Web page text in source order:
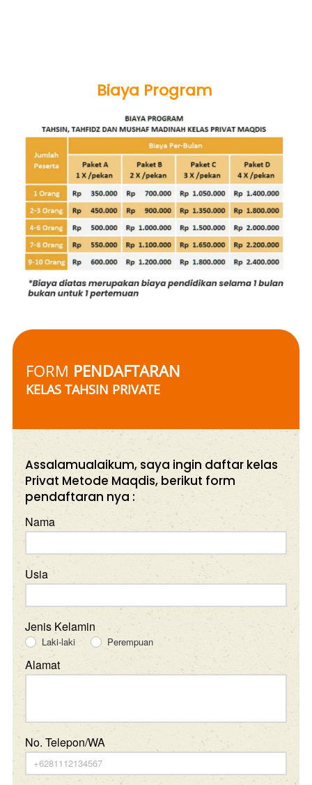
Biaya Program
FORM PENDAFTARAN
KELAS TAHSIN PRIVATE
Assalamualaikum, saya ingin daftar kelas
Privat Metode Maqdis, berikut form
pendaftaran nya :
Nama
Usia
Jenis Kelamin
Laki-laki Perempuan
Alamat
No. Telepon/WA